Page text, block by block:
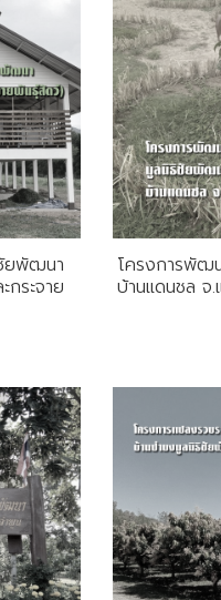
ยพัฒนา
ระจาย
โครงการพัฒ
บ้านแดนชล จ.